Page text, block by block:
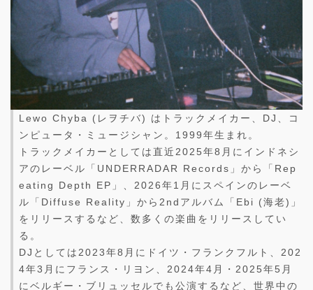
Lewo Chyba (レヲチバ) はトラックメイカー、DJ、コ
ンピュータ・ミュージシャン。1999年生まれ。
トラックメイカーとしては直近2025年8月にインドネシ
アのレーベル「UNDERRADAR Records」から「Rep
eating Depth EP」、2026年1月にスペインのレーベ
ル「Diffuse Reality」から2ndアルバム「Ebi (海老)」
をリリースするなど、数多くの楽曲をリリースしてい
る。
DJとしては2023年8月にドイツ・フランクフルト、202
4年3月にフランス・リヨン、2024年4月・2025年5月
にベルギー・ブリュッセルでも公演するなど、世界中の